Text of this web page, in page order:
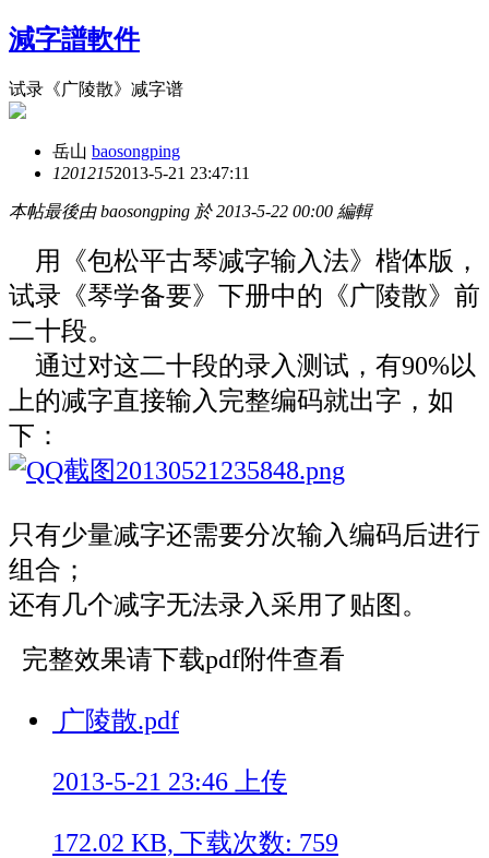
減字譜軟件
试录《广陵散》减字谱
岳山 baosongping
12012152013-5-21 23:47:11
本帖最後由 baosongping 於 2013-5-22 00:00 編輯
用《包松平古琴减字输入法》楷体版，
试录《琴学备要》下册中的《广陵散》前
二十段。
通过对这二十段的录入测试，有90%以
上的减字直接输入完整编码就出字，如
下：
只有少量减字还需要分次输入编码后进行
组合；
还有几个减字无法录入采用了贴图。
完整效果请下载pdf附件查看
广陵散.pdf
2013-5-21 23:46 上传
172.02 KB, 下载次数: 759